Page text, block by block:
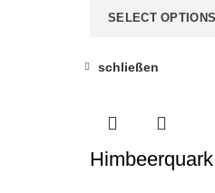
SELECT OPTIONS
schließen
Himbeerquark